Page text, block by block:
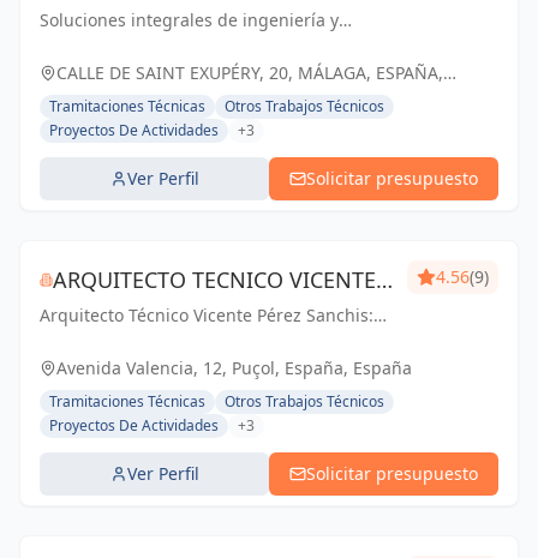
INGENIERÍA
Soluciones integrales de ingeniería y
Compromiso con la excelencia y el éxito de
CALLE DE SAINT EXUPÉRY, 20, MÁLAGA, ESPAÑA,
España
Tramitaciones Técnicas
Otros Trabajos Técnicos
Proyectos De Actividades
+3
Ver Perfil Solicitar presupuesto
ARQUITECTO TECNICO VICENTE
PÉREZ SANCHIS
Arquitecto Técnico Vicente Pérez Sanchis:
transformando ideas en realidad.
4.56(9)
Avenida Valencia, 12, Puçol, España, España
Tramitaciones Técnicas
Otros Trabajos Técnicos
Proyectos De Actividades
+3
Ver Perfil Solicitar presupuesto